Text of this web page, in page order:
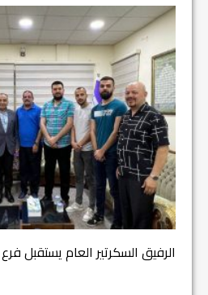
الرفيق السكرتير العام يستقبل فرع